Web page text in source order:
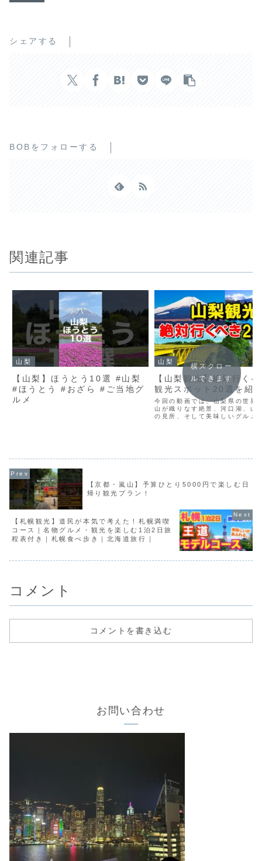
シェアする
BOBをフォローする
関連記事
山梨
【山梨】ほうとう10選 #山梨
#ほうとう #おざら #ご当地グ
ルメ
山梨
【山梨観光】絶対行く
観光スポット20選を紹
今回の動画では、山梨県の世界
山が織りなす絶景、河口湖、山
の見所、そして美味しいグルメ
横スクロー
ルできます
【京都・嵐山】予算ひとり5000円で楽しむ日
帰り観光プラン！
【札幌観光】道民が本気で考えた！札幌満喫
コース｜名物グルメ・観光を楽しむ1泊2日旅
程表付き｜札幌食べ歩き｜北海道旅行｜
コメント
コメントを書き込む
お問い合わせ